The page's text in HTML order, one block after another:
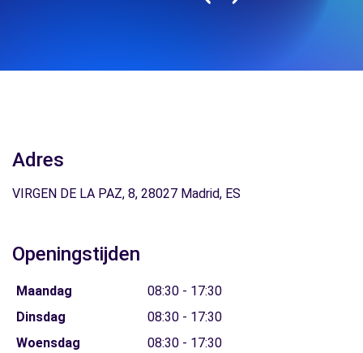
Adres
VIRGEN DE LA PAZ, 8, 28027 Madrid, ES
Openingstijden
Maandag
08:30 - 17:30
Dinsdag
08:30 - 17:30
Woensdag
08:30 - 17:30